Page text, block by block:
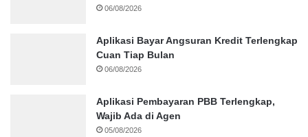
06/08/2026
Aplikasi Bayar Angsuran Kredit Terlengkap
Cuan Tiap Bulan
06/08/2026
Aplikasi Pembayaran PBB Terlengkap,
Wajib Ada di Agen
05/08/2026